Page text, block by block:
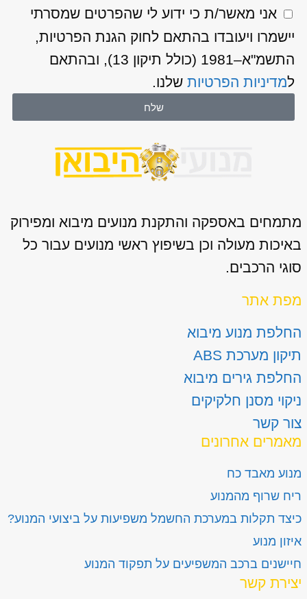
אני מאשר/ת כי ידוע לי שהפרטים שמסרתי
יישמרו ויעובדו בהתאם לחוק הגנת הפרטיות,
התשמ"א–1981 (כולל תיקון 13), ובהתאם
למדיניות הפרטיותשלנו.
שלח
מתמחים באספקה והתקנת מנועים מיבוא ומפירוק
באיכות מעולה וכן בשיפוץ ראשי מנועים עבור כל
סוגי הרכבים.
מפת אתר
החלפת מנוע מיבוא
תיקון מערכת ABS
החלפת גירים מיבוא
ניקוי מסנן חלקיקים
צור קשר
מאמרים אחרונים
מנוע מאבד כח
ריח שרוף מהמנוע
כיצד תקלות במערכת החשמל משפיעות על ביצועי המנוע?
איזון מנוע
חיישנים ברכב המשפיעים על תפקוד המנוע
יצירת קשר